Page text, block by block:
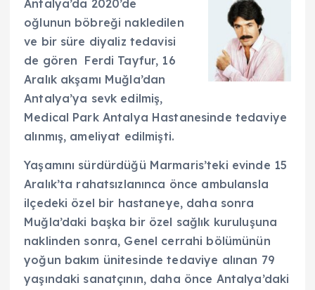
Antalya’da 2020’de
oğlunun böbreği nakledilen
ve bir süre diyaliz tedavisi
de gören Ferdi Tayfur, 16
Aralık akşamı Muğla’dan
Antalya’ya sevk edilmiş,
Medical Park Antalya Hastanesinde tedaviye
alınmış, ameliyat edilmişti.
Yaşamını sürdürdüğü Marmaris’teki evinde 15
Aralık’ta rahatsızlanınca önce ambulansla
ilçedeki özel bir hastaneye, daha sonra
Muğla’daki başka bir özel sağlık kuruluşuna
naklinden sonra, Genel cerrahi bölümünün
yoğun bakım ünitesinde tedaviye alınan 79
yaşındaki sanatçının, daha önce Antalya’daki